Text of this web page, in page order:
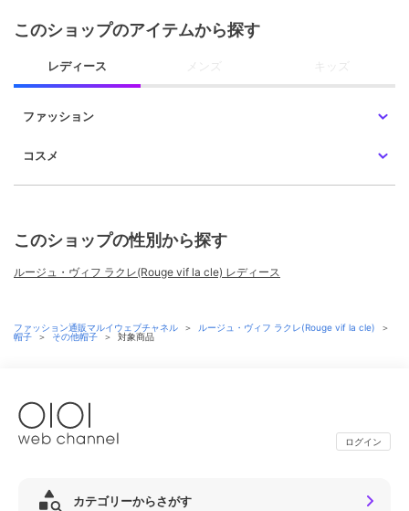
このショップのアイテムから探す
レディース メンズ キッズ
ファッション
コスメ
このショップの性別から探す
ルージュ・ヴィフ ラクレ(Rouge vif la cle) レディース
ファッション通販マルイウェブチャネル ＞ ルージュ・ヴィフ ラクレ(Rouge vif la cle)
＞
帽子
＞ その他帽子 ＞ 対象商品
ログイン
カテゴリーからさがす